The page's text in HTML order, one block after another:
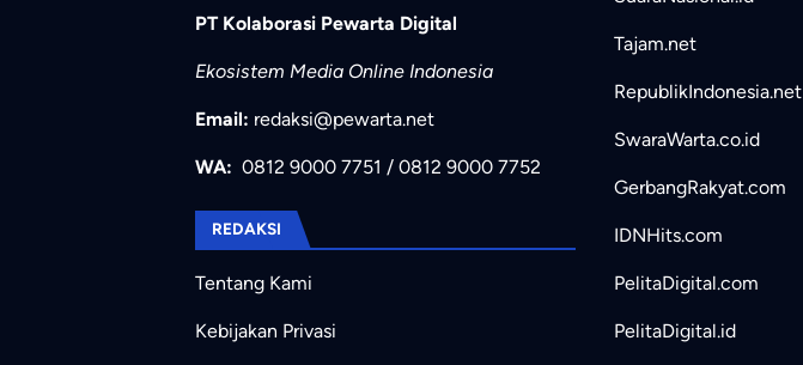
PT Kolaborasi Pewarta Digital
Ekosistem Media Online Indonesia
Email: redaksi@pewarta.net
WA: 0812 9000 7751 / 0812 9000 7752
REDAKSI
Tentang Kami
Kebijakan Privasi
Tajam.net
RepublikIndonesia.net
SwaraWarta.co.id
GerbangRakyat.com
IDNHits.com
PelitaDigital.com
PelitaDigital.id